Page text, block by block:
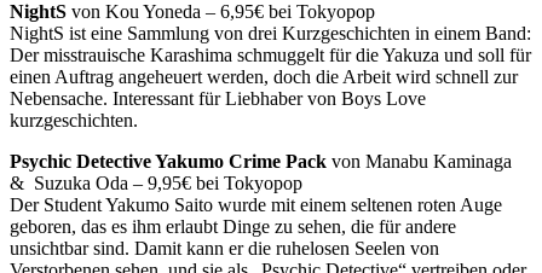
NightS von Kou Yoneda – 6,95€ bei Tokyopop
NightS ist eine Sammlung von drei Kurzgeschichten in einem Band:
Der misstrauische Karashima schmuggelt für die Yakuza und soll für
einen Auftrag angeheuert werden, doch die Arbeit wird schnell zur
Nebensache. Interessant für Liebhaber von Boys Love
kurzgeschichten.
Psychic Detective Yakumo Crime Pack von Manabu Kaminaga
& Suzuka Oda – 9,95€ bei Tokyopop
Der Student Yakumo Saito wurde mit einem seltenen roten Auge
geboren, das es ihm erlaubt Dinge zu sehen, die für andere
unsichtbar sind. Damit kann er die ruhelosen Seelen von